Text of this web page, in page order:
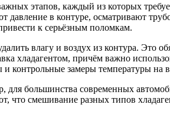
этапов, каждый из которых
в контуре, осматривают
к серьёзным поломкам.
влагу и воздух из контура. Это
хладагентом, причём важно
контрольные замеры температуры на
большинства современных
смешивание разных типов